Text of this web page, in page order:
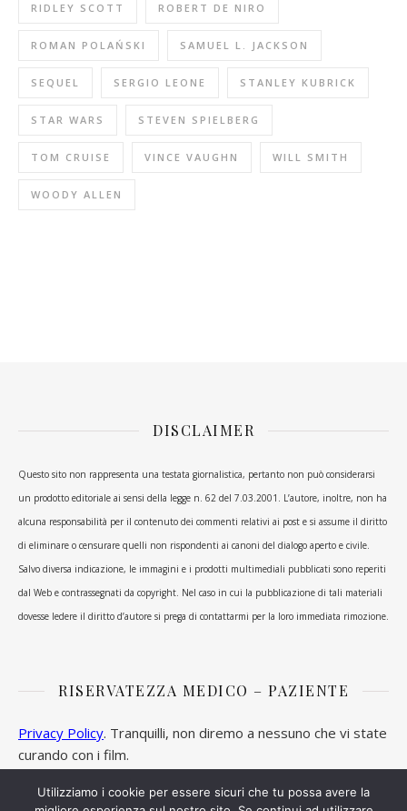
RIDLEY SCOTT ROBERT DE NIRO
ROMAN POLAŃSKI SAMUEL L. JACKSON
SEQUEL SERGIO LEONE STANLEY KUBRICK
STAR WARS STEVEN SPIELBERG
TOM CRUISE VINCE VAUGHN WILL SMITH
WOODY ALLEN
DISCLAIMER
Questo sito non rappresenta una testata giornalistica, pertanto non può considerarsi
un prodotto editoriale ai sensi della legge n. 62 del 7.03.2001. L’autore, inoltre, non ha
alcuna responsabilità per il contenuto dei commenti relativi ai post e si assume il diritto
di eliminare o censurare quelli non rispondenti ai canoni del dialogo aperto e civile.
Salvo diversa indicazione, le immagini e i prodotti multimediali pubblicati sono reperiti
dal Web e contrassegnati da copyright. Nel caso in cui la pubblicazione di tali materiali
dovesse ledere il diritto d’autore si prega di contattarmi per la loro immediata rimozione.
RISERVATEZZA MEDICO – PAZIENTE
Privacy Policy. Tranquilli, non diremo a nessuno che vi state
curando con i film.
Utilizziamo i cookie per essere sicuri che tu possa avere la